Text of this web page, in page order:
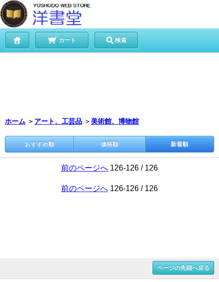
カート 検索
ホーム ＞ アート、工芸品 ＞美術館、博物館
おすすめ順 価格順 新着順
前のページへ 126-126 / 126
前のページへ 126-126 / 126
ページの先頭へ戻る